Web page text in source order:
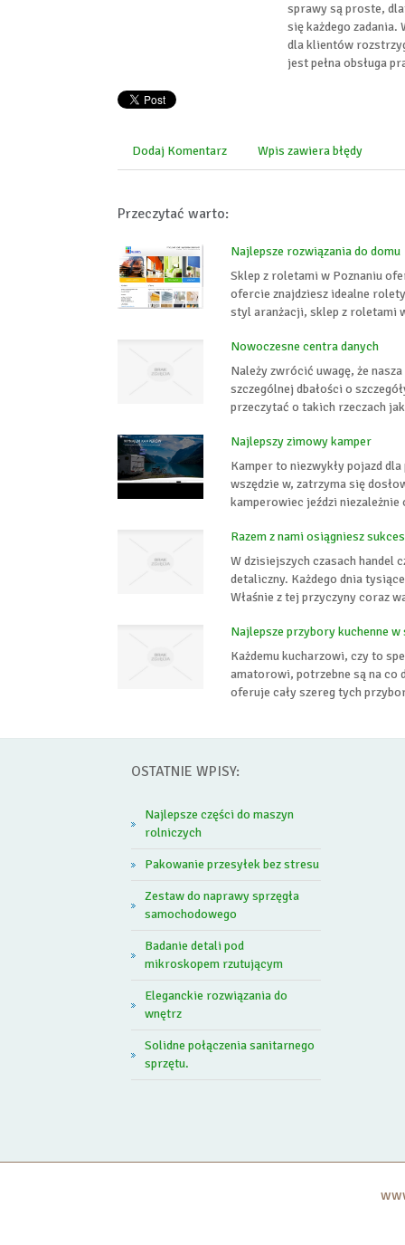
sprawy są proste,
się każdego zadania.
dla klientów
jest pełna obsługa
Dodaj Komentarz Wpis zawiera błędy
Przeczytać warto:
Najlepsze rozwiązania do domu
Sklep z roletami w Poznaniu
ofercie znajdziesz idealne
styl aranżacji, sklep z roletami
Nowoczesne centra danych
Należy zwrócić uwagę, że
szczególnej dbałości o
przeczytać o takich rzeczach
Najlepszy zimowy kamper
Kamper to niezwykły pojazd
wszędzie w, zatrzyma się
kamperowiec jeździ
Razem z nami osiągniesz
W dzisiejszych czasach handel
detaliczny. Każdego dnia
Właśnie z tej przyczyny coraz
Najlepsze przybory kuchenne
Każdemu kucharzowi, czy to
amatorowi, potrzebne są na co
oferuje cały szereg tych
OSTATNIE WPISY:
Najlepsze części do maszyn
rolniczych
Pakowanie przesyłek bez stresu
Zestaw do naprawy sprzęgła
samochodowego
Badanie detali pod
mikroskopem rzutującym
Eleganckie rozwiązania do
wnętrz
Solidne połączenia sanitarnego
sprzętu.